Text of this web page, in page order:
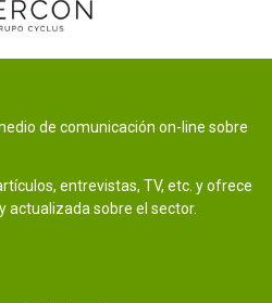
de comunicación on-line sobre
entrevistas, TV, etc. y ofrece
actualizada sobre el sector.